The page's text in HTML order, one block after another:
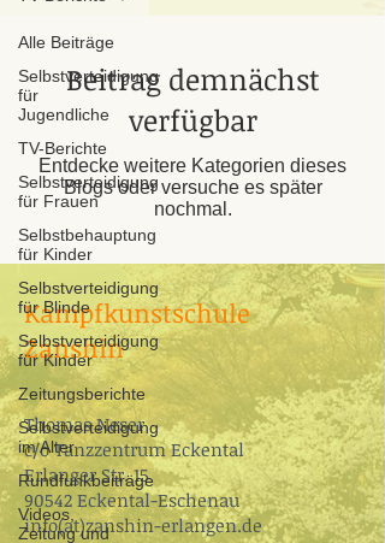
Alle Beiträge
Selbstverteidigung
für
Jugendliche
TV-Berichte
Selbstverteidigung
für Frauen
Selbstbehauptung
für Kinder
Selbstverteidigung
für Blinde
Selbstverteidigung
für Kinder
Zeitungsberichte
Selbstverteidigung
im Alter
Rundfunkbeiträge
Videos,
Zeitung und
Beitrag demnächst
verfügbar
Entdecke weitere Kategorien dieses
Blogs oder versuche es später
nochmal.
Kampfkunstschule
Zanshin
Thomas Neser
c/o ​Tanzzentrum Eckental
Erlanger Str. 15
90542 Eckental-Eschenau​
info(at)zanshin-erlangen.de